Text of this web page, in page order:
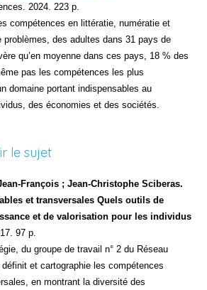
2024. 223 p.
compétences en littératie, numératie et
problèmes, des adultes dans 31 pays de
qu’en moyenne dans ces pays, 18 % des
pas les compétences les plus
domaine portant indispensables au
des économies et des sociétés.
le sujet
François ; Jean-Christophe Sciberas.
et transversales Quels outils de
et de valorisation pour les individus
97 p.
du groupe de travail n° 2 du Réseau
et cartographie les compétences
en montrant la diversité des